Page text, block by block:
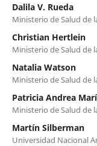
Dalila V. Rueda
Ministerio de Salud de
Christian Hertlein
Ministerio de Salud de
Natalia Watson
Ministerio de Salud de
Patricia Andrea
Ministerio de Salud de
Martín Silberman
Universidad Nacional